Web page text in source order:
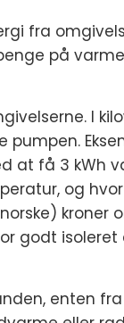
fra
på
I
at få 3 kWh
og
kroner
godt isoleret
enten